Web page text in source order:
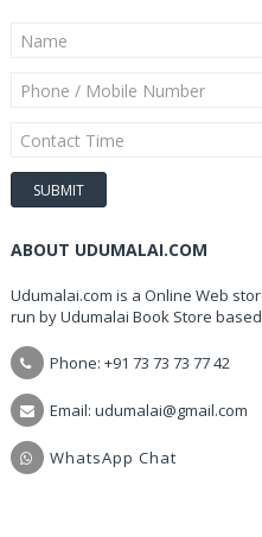
ABOUT UDUMALAI.COM
Udumalai.com is a Online Web
run by Udumalai Book Store
Phone: +91 73 73 73 77 42
Email: udumalai@gmail.com
WhatsApp Chat